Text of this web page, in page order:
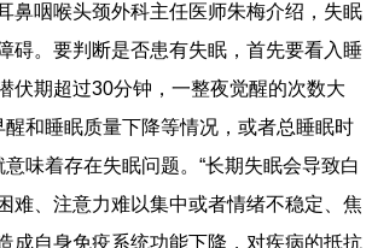
鼻咽喉头颈外科主任医师朱梅介绍，失眠
碍。要判断是否患有失眠，首先要看入睡
伏期超过30分钟，一整夜觉醒的次数大
和睡眠质量下降等情况，或者总睡眠时
味着存在失眠问题。“长期失眠会导致白
难、注意力难以集中或者情绪不稳定、焦
成自身免疫系统功能下降，对疾病的抵抗